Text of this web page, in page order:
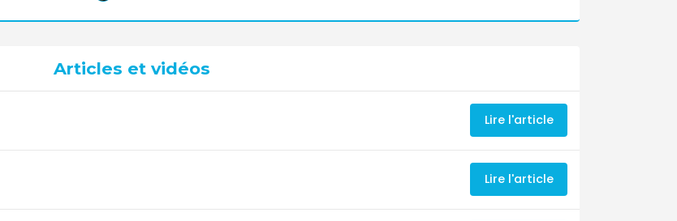
Articles et vidéos
Lire l'article
Lire l'article